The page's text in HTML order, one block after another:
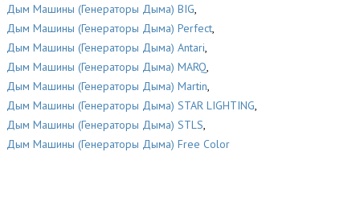
Дым Машины (Генераторы Дыма) BIG,
Дым Машины (Генераторы Дыма) Perfect,
Дым Машины (Генераторы Дыма) Antari,
Дым Машины (Генераторы Дыма) MARQ,
Дым Машины (Генераторы Дыма) Martin,
Дым Машины (Генераторы Дыма) STAR LIGHTING,
Дым Машины (Генераторы Дыма) STLS,
Дым Машины (Генераторы Дыма) Free Color